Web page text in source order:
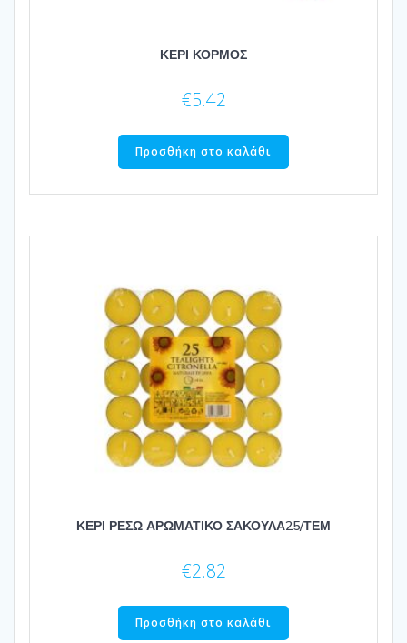
ΚΕΡΙ ΚΟΡΜΟΣ
€5.42
Προσθήκη στο καλάθι
ΚΕΡΙ ΡΕΣΩ ΑΡΩΜΑΤΙΚΟ ΣΑΚΟΥΛΑ25/ΤΕΜ
€2.82
Προσθήκη στο καλάθι